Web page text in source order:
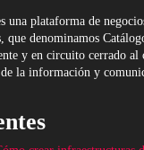
una plataforma de
que denominamos
y en circuito cerrado al
la información y